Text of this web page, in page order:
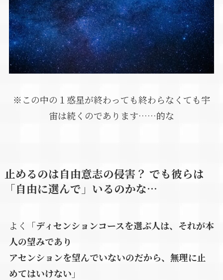
※この中の１惑星が終わっても終わらなくても宇
宙は続くのであります……的な
止めるのは自由意志の侵害？ でも彼らは
「自由に選んで」いるのかな…
よく
「ディセンションコースを選ぶ人は、それが本
人の望みであり
アセンションを望んでいないのだから、無理に止
めてはいけない」